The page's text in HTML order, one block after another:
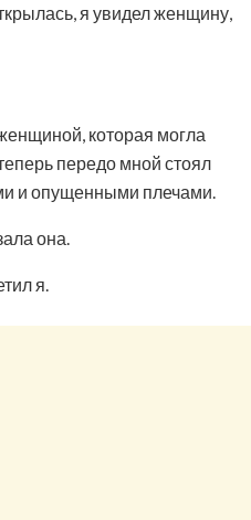
я увидел женщину,
которая могла
передо мной стоял
и опущенными плечами.
она.
я.